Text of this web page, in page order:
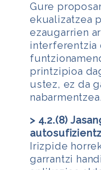
Gure
ekualizatzea
ezaugarrien
interferentzia
printzipioa
ustez, ez da
nabarmentzea.
> 4.2.(8)
Irizpide
garrantzi